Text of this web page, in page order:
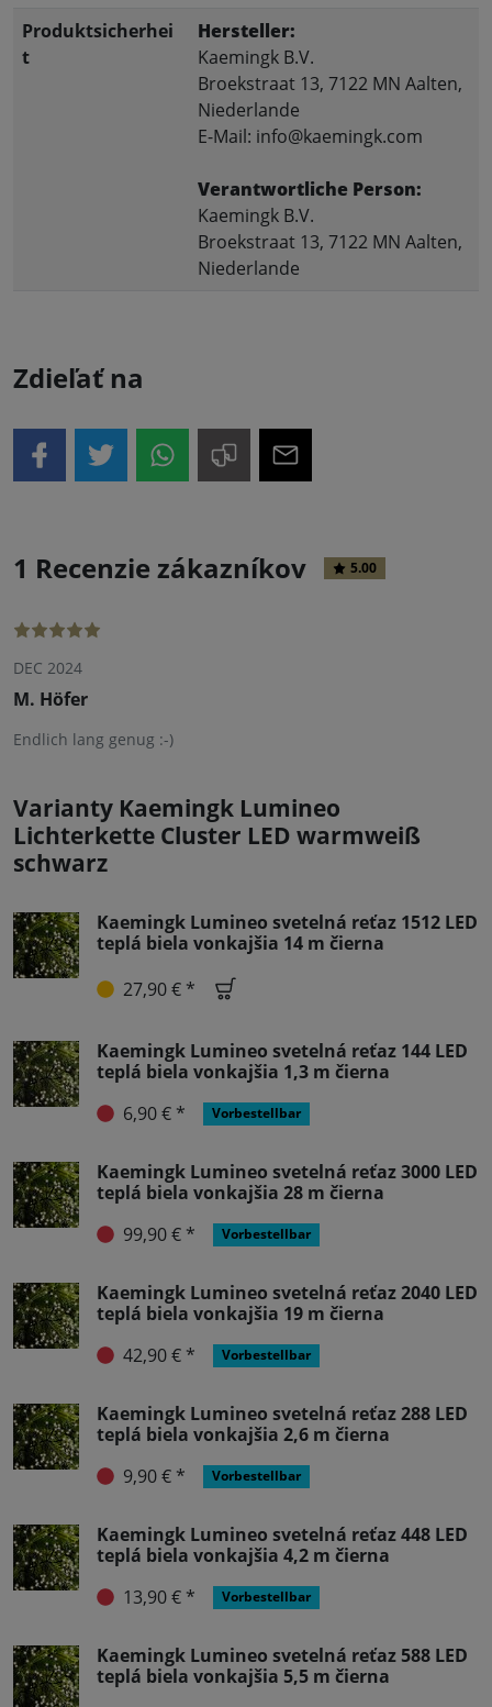
Produktsicherhei
t
Hersteller:
Kaemingk B.V.
Broekstraat 13, 7122 MN Aalten,
Niederlande
E-Mail: info@kaemingk.com
Verantwortliche Person:
Kaemingk B.V.
Broekstraat 13, 7122 MN Aalten,
Niederlande
Zdieľať na
1 Recenzie zákazníkov 5.00
DEC 2024
M. Höfer
Endlich lang genug :-)
Varianty Kaemingk Lumineo
Lichterkette Cluster LED warmweiß
schwarz
Kaemingk Lumineo svetelná reťaz 1512 LED
teplá biela vonkajšia 14 m čierna
27,90 € *
Kaemingk Lumineo svetelná reťaz 144 LED
teplá biela vonkajšia 1,3 m čierna
6,90 € *
Vorbestellbar
Kaemingk Lumineo svetelná reťaz 3000 LED
teplá biela vonkajšia 28 m čierna
99,90 € *
Vorbestellbar
Kaemingk Lumineo svetelná reťaz 2040 LED
teplá biela vonkajšia 19 m čierna
42,90 € *
Vorbestellbar
Kaemingk Lumineo svetelná reťaz 288 LED
teplá biela vonkajšia 2,6 m čierna
9,90 € *
Vorbestellbar
Kaemingk Lumineo svetelná reťaz 448 LED
teplá biela vonkajšia 4,2 m čierna
13,90 € *
Vorbestellbar
Kaemingk Lumineo svetelná reťaz 588 LED
teplá biela vonkajšia 5,5 m čierna